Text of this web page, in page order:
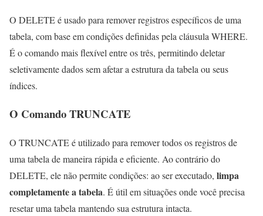
O DELETE é usado para remover registros específicos de uma
tabela, com base em condições definidas pela cláusula WHERE.
É o comando mais flexível entre os três, permitindo deletar
seletivamente dados sem afetar a estrutura da tabela ou seus
índices.
O Comando TRUNCATE
O TRUNCATE é utilizado para remover todos os registros de
uma tabela de maneira rápida e eficiente. Ao contrário do
DELETE, ele não permite condições: ao ser executado, limpa
completamente a tabela. É útil em situações onde você precisa
resetar uma tabela mantendo sua estrutura intacta.